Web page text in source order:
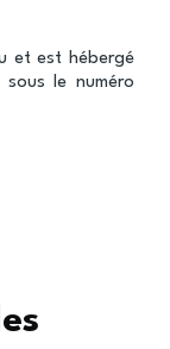
et est hébergé
sous le numéro